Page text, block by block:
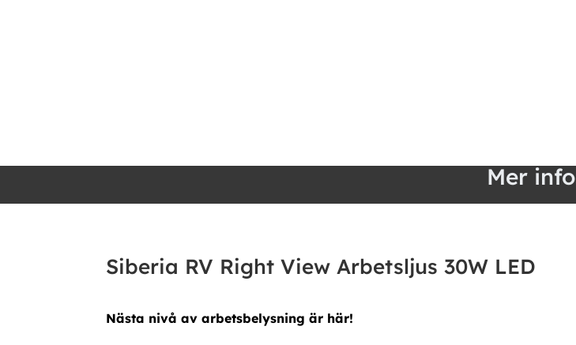
Mer info
Siberia RV Right View Arbetsljus 30W LED
Nästa nivå av arbetsbelysning är här!